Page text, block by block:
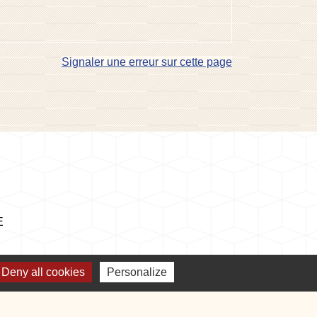
Signaler une erreur sur cette page
Deny all cookies Personalize